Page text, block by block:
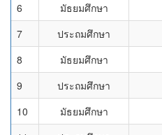
6
มัธยมศึกษา
7
ประถมศึกษา
8
มัธยมศึกษา
9
ประถมศึกษา
10
มัธยมศึกษา